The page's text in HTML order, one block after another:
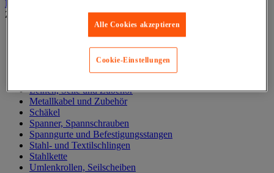
Ketten und Schlingen zum Heben
Zur gesamten Produktgruppe
Gummispanner
Hebeösen und Hubringe
Karabinerhaken, Kettenglieder, Haken
Leinen, Seile und Zubehör
Metallkabel und Zubehör
Schäkel
Spanner, Spannschrauben
Spanngurte und Befestigungsstangen
Stahl- und Textilschlingen
Stahlkette
Umlenkrollen, Seilscheiben
Alle Cookies akzeptieren
Cookie-Einstellungen